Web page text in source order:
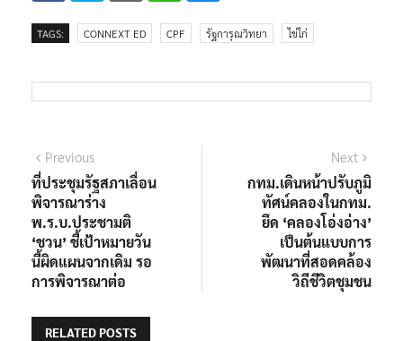
TAGS: CONNEXT ED CPF รัฐการุณวิทยา ไข่ไก่
แนะแนว
เรื่อง
PreviousPrevious
post:
ที่ประชุมรัฐสภาเลื่อน
พิจารณาร่าง
พ.ร.บ.ประชามติ
‘ชวน’ ชี้เป้าหมายวัน
นี้ผิดแผนจากเดิม รอ
การพิจารณาต่อ
Next
กทม.เดินหน้าปรับภูมิ
ทัศน์คลองในกทม.
ยึด ‘คลองโอ่งอ่าง’
เป็นต้นแบบการ
พัฒนาที่สอดคล้อง
วิถีชีวิตชุมชน
RELATED POSTS